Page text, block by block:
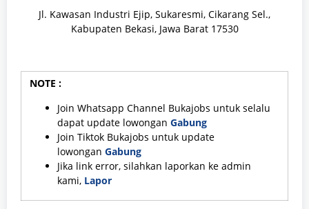
Jl. Kawasan Industri Ejip, Sukaresmi, Cikarang Sel.,
Kabupaten Bekasi, Jawa Barat 17530
NOTE :
Join Whatsapp Channel Bukajobs untuk selalu
dapat update lowongan Gabung
Join Tiktok Bukajobs untuk update
lowongan Gabung
Jika link error, silahkan laporkan ke admin
kami, Lapor